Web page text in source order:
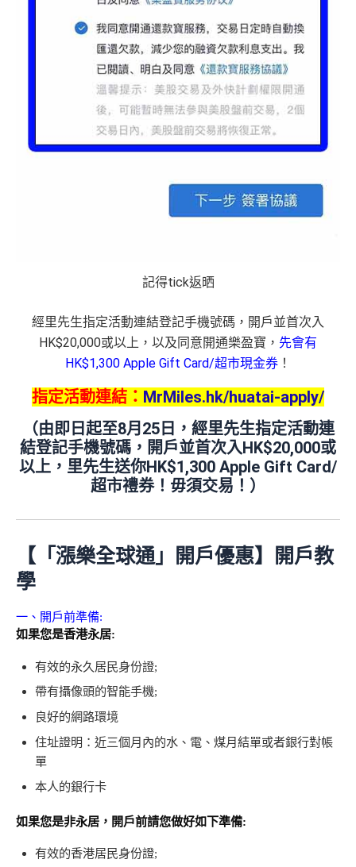
記得tick返晒
經里先生指定活動連結登記手機號碼，開戶並首次入
HK$20,000或以上，以及同意開通樂盈寶， 先會有
HK$1,300 Apple Gift Card/超市現金券 ！
指定活動連結： MrMiles.hk/huatai-apply/
（由即日起至8月25日，經里先生指定活動連
結登記手機號碼，開戶並首次入HK$20,000或
以上，里先生送你HK$1,300 Apple Gift Card/
超市禮券！毋須交易！）
【「漲樂全球通」開戶優惠】開戶教
學
一、開戶前準備:
如果您是香港永居:
有效的永久居民身份證;
帶有攝像頭的智能手機;
良好的網路環境
住址證明 ： 近三個月內的水、電、煤月結單或者銀行對帳
單
本人的銀行卡
如果您是非永居， 開戶前請您做好如下準備:
有效的香港居民身份證;